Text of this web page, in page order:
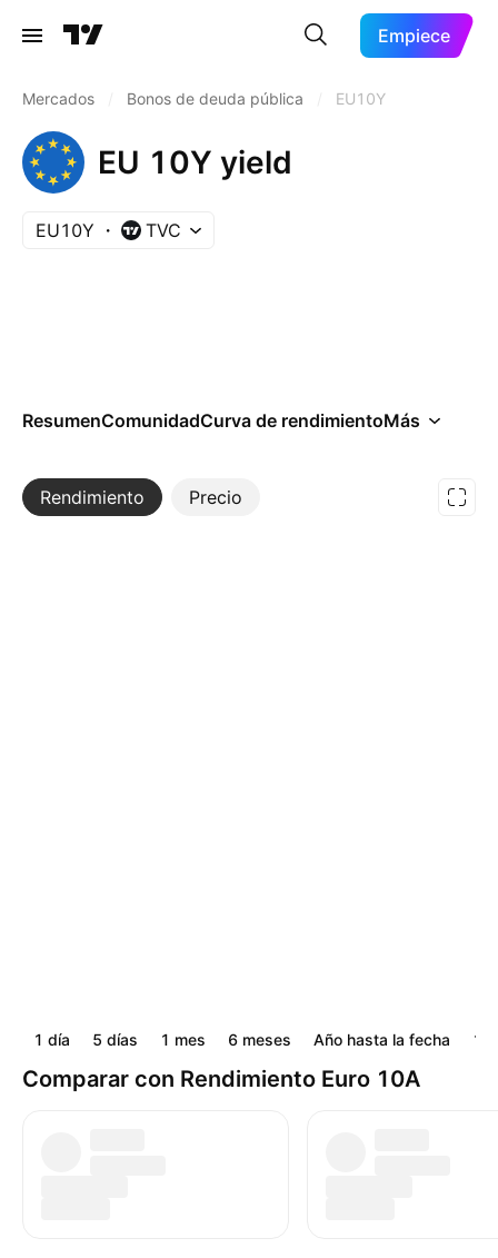
Empiece
Mercados Bonos de deuda pública EU10Y
EU 10Y yield
EU10Y TVC
ResumenComunidadCurva de rendimientoMás
Rendimiento Precio
Más
1 día 5 días 1 mes 6 meses Año hasta la fecha 1
Comparar con Rendimiento Euro 10A